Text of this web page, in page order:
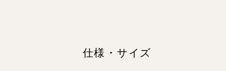
仕様・サイズ